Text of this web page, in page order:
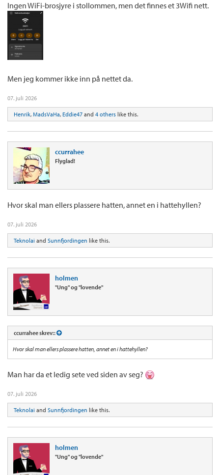
Ingen WiFi-brosjyre i stollommen, men det finnes et 3Wifi nett.
Men jeg kommer ikke inn på nettet da.
07. juli 2026
Henrik, MadsVaHa, Eddie47 and 4 others like this.
ccurrahee
Flyglad!
Hvor skal man ellers plassere hatten, annet en i hattehyllen?
07. juli 2026
Teknolai and Sunnfjordingen like this.
holmen
"Ung" og "lovende"
ccurrahee skrev::
Hvor skal man ellers plassere hatten, annet en i hattehyllen?
Man har da et ledig sete ved siden av seg?
07. juli 2026
Teknolai and Sunnfjordingen like this.
holmen
"Ung" og "lovende"